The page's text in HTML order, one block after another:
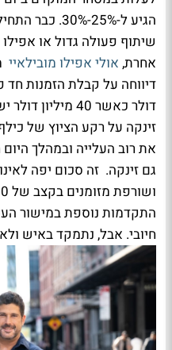
הגיע ל-25%-
שיתוף פעולה גדול או
אחרת, אולי אפילו מובילאיי
זינקה על רקע הציוץ של
גם זינקה. זה סכום יפה
התקדמות נוספת במישור
חיובי. אבל, נתמקד באיש